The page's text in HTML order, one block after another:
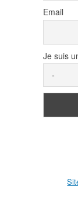
Email
Je suis